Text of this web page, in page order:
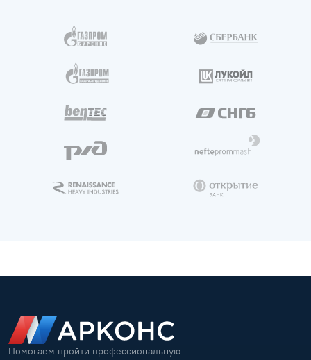
Помогаем пройти профессиональную